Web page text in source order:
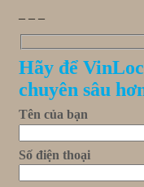
Hãy để
chuyên sâu
Tên của bạn
Số điện thoại